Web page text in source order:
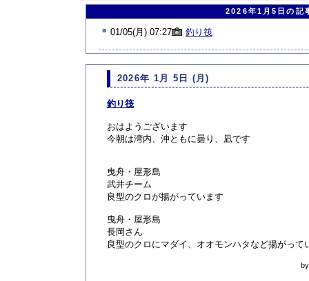
2026年1月5日の記
■ 01/05(月) 07:27 釣り筏
2026年 1月 5日 (月)
釣り筏
おはようございます
今朝は湾内、沖ともに曇り、凪です
曳舟・屋形島
武井チーム
良型のクロが揚がっています
曳舟・屋形島
長岡さん
良型のクロにマダイ、オオモンハタなど揚がって